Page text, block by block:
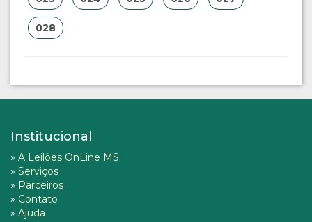
028
Institucional
» A Leilões OnLine MS
» Serviços
» Parceiros
» Contato
» Ajuda